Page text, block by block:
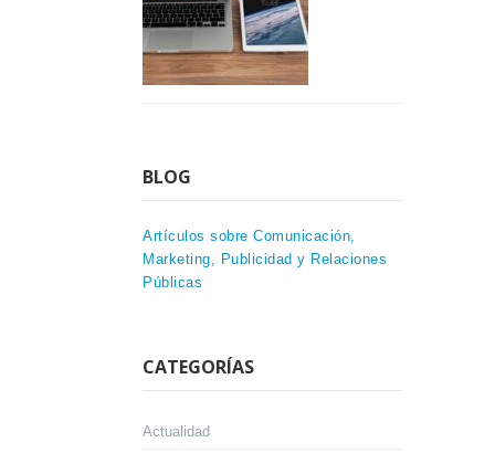
BLOG
Artículos sobre Comunicación,
Marketing, Publicidad y Relaciones
Públicas
CATEGORÍAS
Actualidad